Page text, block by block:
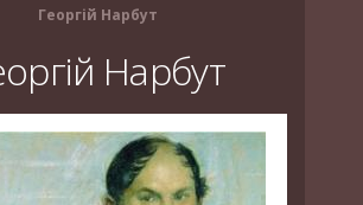
Георгій Нарбут
Нарбут